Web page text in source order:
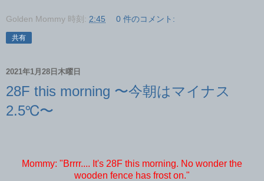
Golden Mommy 時刻: 2:45 0 件のコメント:
共有
2021年1月28日木曜日
28F this morning 〜今朝はマイナス
2.5℃〜
Mommy: "Brrrr.... It's 28F this morning. No wonder the
wooden fence has frost on."